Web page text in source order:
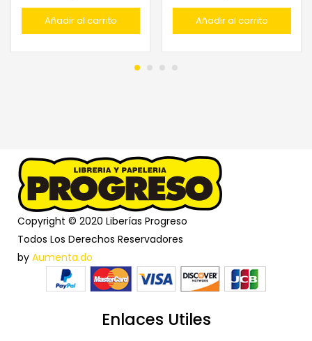
Añadir al carrito Añadir al carrito
Copyright © 2020 Liberías Progreso
Todos Los Derechos Reservadores
by Aumenta.do
Enlaces Utiles